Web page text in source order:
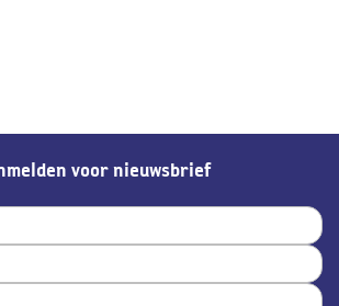
voor nieuwsbrief